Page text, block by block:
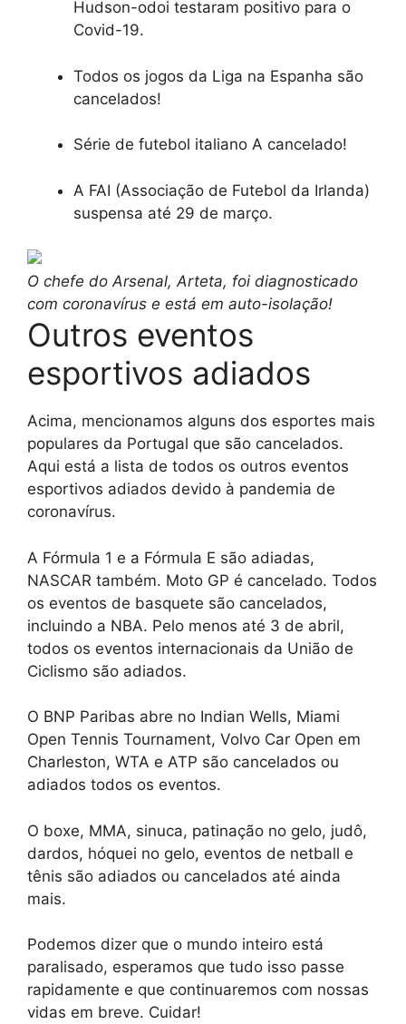
Hudson-odoi testaram positivo para o
Covid-19.
Todos os jogos da Liga na Espanha são
cancelados!
Série de futebol italiano A cancelado!
A FAI (Associação de Futebol da Irlanda)
suspensa até 29 de março.
O chefe do Arsenal, Arteta, foi diagnosticado
com coronavírus e está em auto-isolação!
Outros eventos
esportivos adiados
Acima, mencionamos alguns dos esportes mais
populares da Portugal que são cancelados.
Aqui está a lista de todos os outros eventos
esportivos adiados devido à pandemia de
coronavírus.
A Fórmula 1 e a Fórmula E são adiadas,
NASCAR também. Moto GP é cancelado. Todos
os eventos de basquete são cancelados,
incluindo a NBA. Pelo menos até 3 de abril,
todos os eventos internacionais da União de
Ciclismo são adiados.
O BNP Paribas abre no Indian Wells, Miami
Open Tennis Tournament, Volvo Car Open em
Charleston, WTA e ATP são cancelados ou
adiados todos os eventos.
O boxe, MMA, sinuca, patinação no gelo, judô,
dardos, hóquei no gelo, eventos de netball e
tênis são adiados ou cancelados até ainda
mais.
Podemos dizer que o mundo inteiro está
paralisado, esperamos que tudo isso passe
rapidamente e que continuaremos com nossas
vidas em breve. Cuidar!